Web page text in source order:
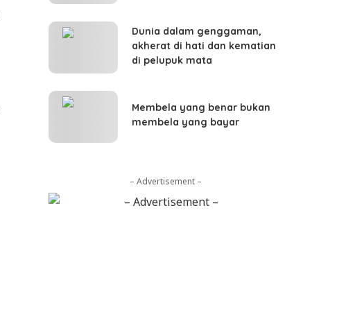
Dunia dalam genggaman,
akherat di hati dan kematian
di pelupuk mata
Membela yang benar bukan
membela yang bayar
– Advertisement –